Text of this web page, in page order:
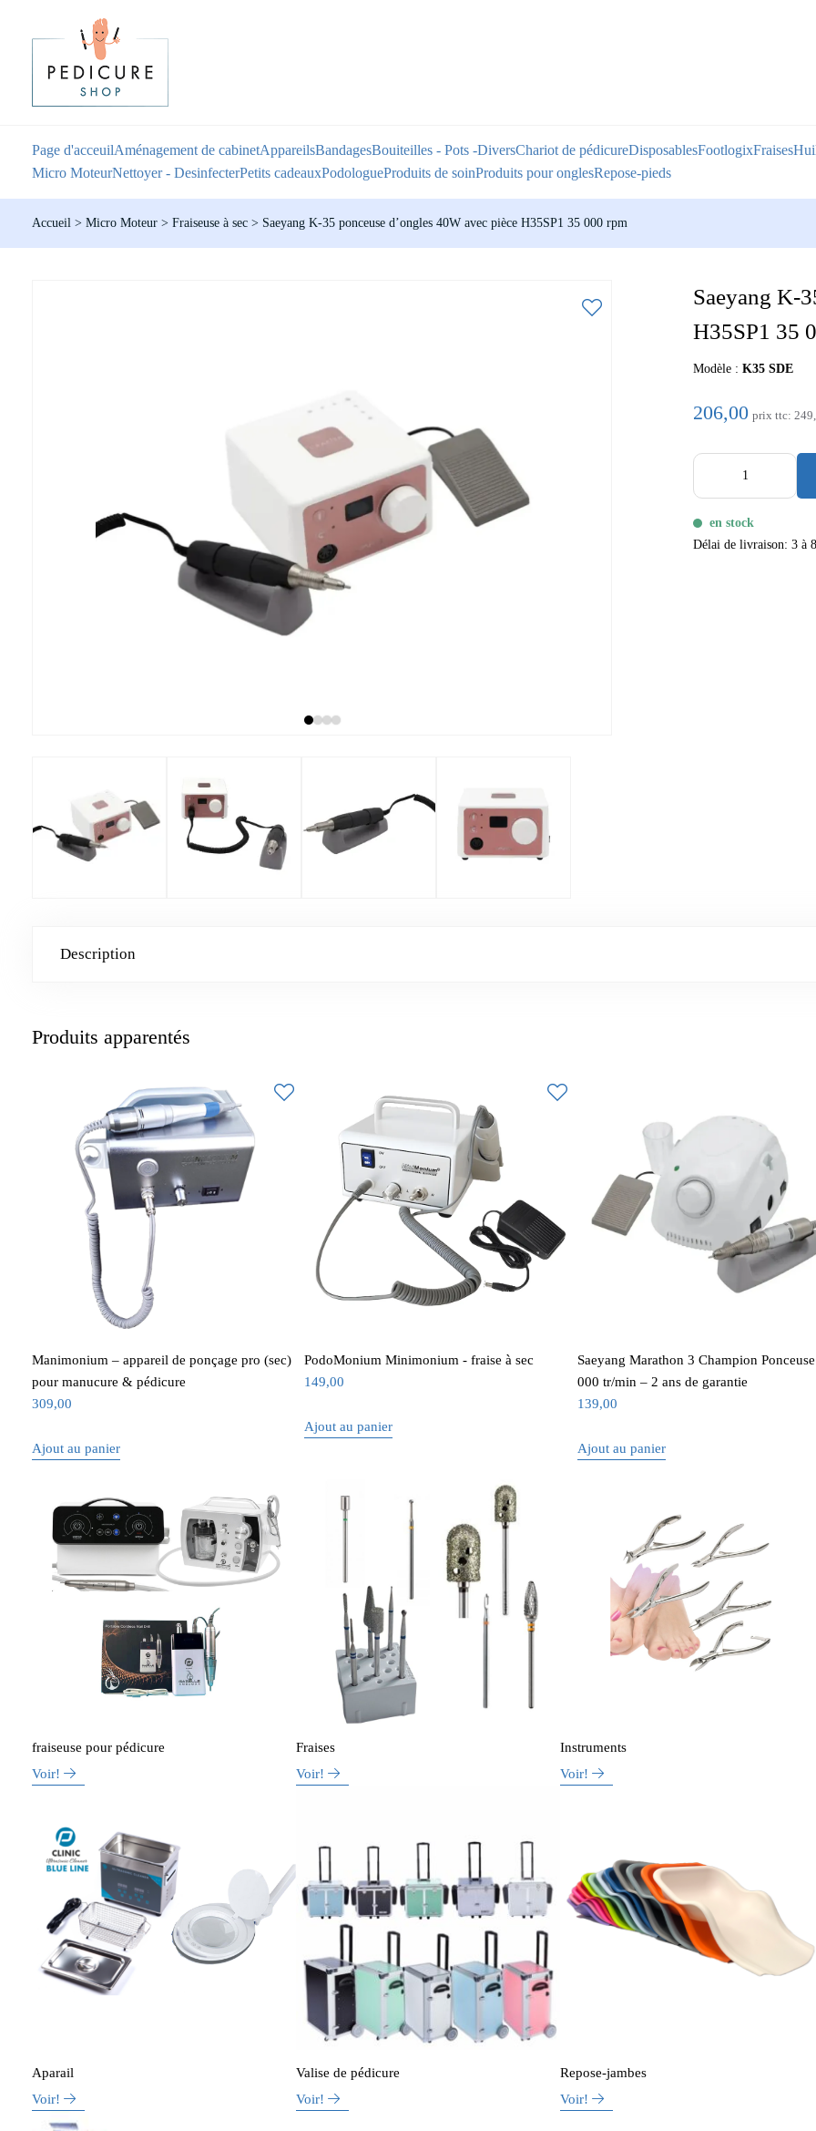
Page d'acceuilAménagement de cabinetAppareilsBandagesBouiteilles - Pots -DiversChariot de pédicureDisposablesFootlogixFraises
Micro MoteurNettoyer - DesinfecterPetits cadeauxPodologueProduits de soinProduits pour onglesRepose-pieds
Accueil > Micro Moteur > Fraiseuse à sec > Saeyang K-35 ponceuse d’ongles 40W avec pièce H35SP1 35 000 rpm
Saeyang K-
H35SP1 35
Modèle :K35 SDE
206,00 prix ttc:
en stock
Délai de livraison: 3 à
Description
Produits apparentés
Manimonium – appareil de ponçage pro (sec)
pour manucure & pédicure
309,00
Ajout au panier
PodoMonium Minimonium - fraise à sec
149,00
Ajout au panier
Saeyang Marathon 3 Champion
000 tr/min – 2 ans de garantie
139,00
Ajout au panier
fraiseuse pour pédicure
Voir!
Fraises
Voir!
Instruments
Voir!
Aparail
Voir!
Valise de pédicure
Voir!
Repose-jambes
Voir!